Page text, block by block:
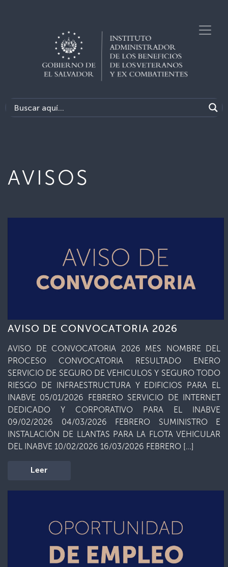
AVISOS
AVISO DE CONVOCATORIA 2026
AVISO DE CONVOCATORIA 2026 MES NOMBRE DEL
PROCESO CONVOCATORIA RESULTADO ENERO
SERVICIO DE SEGURO DE VEHICULOS Y SEGURO TODO
RIESGO DE INFRAESTRUCTURA Y EDIFICIOS PARA EL
INABVE 05/01/2026 FEBRERO SERVICIO DE INTERNET
DEDICADO Y CORPORATIVO PARA EL INABVE
09/02/2026 04/03/2026 FEBRERO SUMINISTRO E
INSTALACIÓN DE LLANTAS PARA LA FLOTA VEHICULAR
DEL INABVE 10/02/2026 16/03/2026 FEBRERO […]
Leer